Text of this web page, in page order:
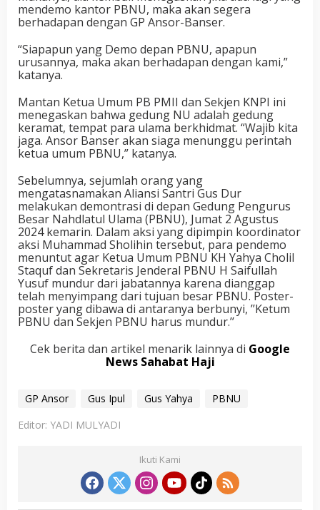
mendemo kantor PBNU, maka akan segera
berhadapan dengan GP Ansor-Banser.
“Siapapun yang Demo depan PBNU, apapun
urusannya, maka akan berhadapan dengan kami,”
katanya.
Mantan Ketua Umum PB PMII dan Sekjen KNPI ini
menegaskan bahwa gedung NU adalah gedung
keramat, tempat para ulama berkhidmat. “Wajib kita
jaga. Ansor Banser akan siaga menunggu perintah
ketua umum PBNU,” katanya.
Sebelumnya, sejumlah orang yang
mengatasnamakan Aliansi Santri Gus Dur
melakukan demontrasi di depan Gedung Pengurus
Besar Nahdlatul Ulama (PBNU), Jumat 2 Agustus
2024 kemarin. Dalam aksi yang dipimpin koordinator
aksi Muhammad Sholihin tersebut, para pendemo
menuntut agar Ketua Umum PBNU KH Yahya Cholil
Staquf dan Sekretaris Jenderal PBNU H Saifullah
Yusuf mundur dari jabatannya karena dianggap
telah menyimpang dari tujuan besar PBNU. Poster-
poster yang dibawa di antaranya berbunyi, ’’Ketum
PBNU dan Sekjen PBNU harus mundur.’’
Cek berita dan artikel menarik lainnya di Google
News Sahabat Haji
GP Ansor Gus Ipul Gus Yahya
PBNU
Editor: YADI MULYADI
Ikuti Kami